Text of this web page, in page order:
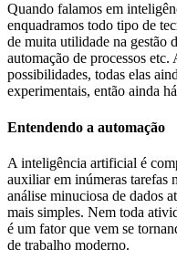
Quando falamos em
enquadramos todo tipo de
de muita utilidade na gestão
automação de processos
possibilidades, todas elas
experimentais, então ainda
Entendendo a automação
A inteligência artificial é
auxiliar em inúmeras tarefas
análise minuciosa de dados
mais simples. Nem toda
é um fator que vem se
de trabalho moderno.